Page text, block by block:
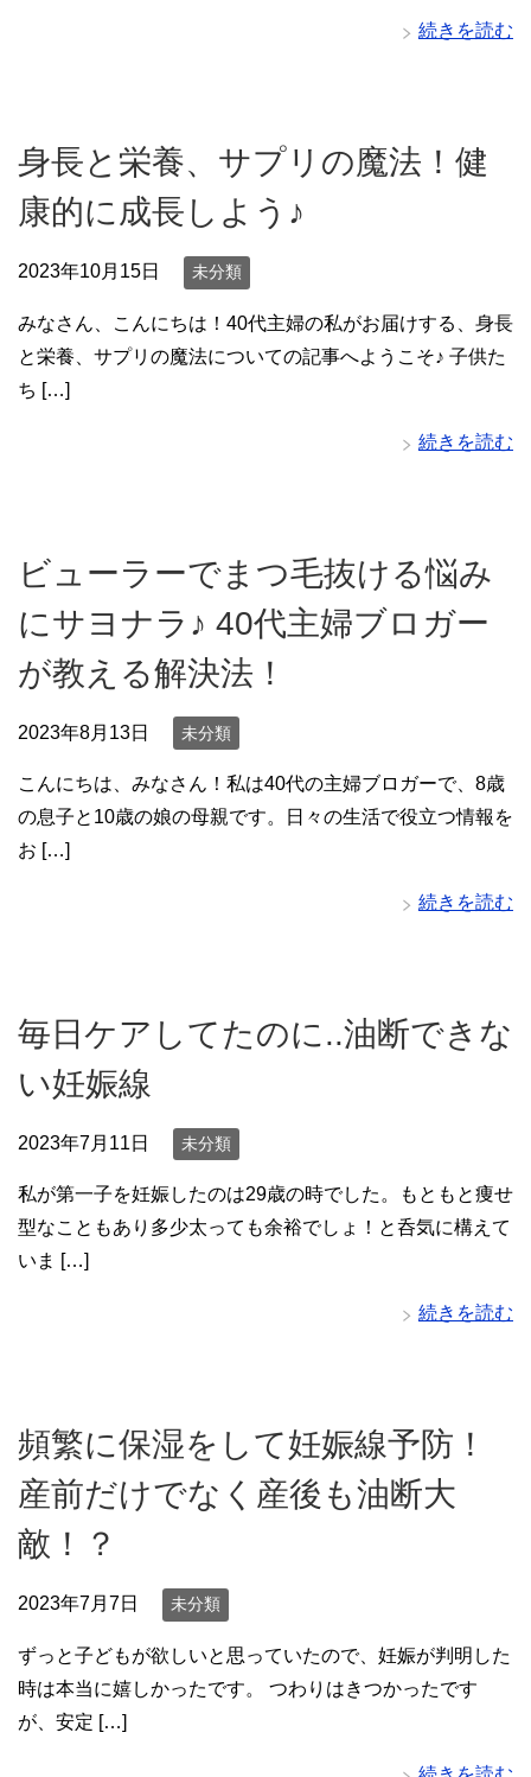
続きを読む
身長と栄養、サプリの魔法！健
康的に成長しよう♪
2023年10月15日 未分類
みなさん、こんにちは！40代主婦の私がお届けする、身長
と栄養、サプリの魔法についての記事へようこそ♪ 子供た
ち […]
続きを読む
ビューラーでまつ毛抜ける悩み
にサヨナラ♪ 40代主婦ブロガー
が教える解決法！
2023年8月13日 未分類
こんにちは、みなさん！私は40代の主婦ブロガーで、8歳
の息子と10歳の娘の母親です。日々の生活で役立つ情報を
お […]
続きを読む
毎日ケアしてたのに..油断できな
い妊娠線
2023年7月11日 未分類
私が第一子を妊娠したのは29歳の時でした。もともと痩せ
型なこともあり多少太っても余裕でしょ！と呑気に構えて
いま […]
続きを読む
頻繁に保湿をして妊娠線予防！
産前だけでなく産後も油断大
敵！？
2023年7月7日 未分類
ずっと子どもが欲しいと思っていたので、妊娠が判明した
時は本当に嬉しかったです。 つわりはきつかったです
が、安定 […]